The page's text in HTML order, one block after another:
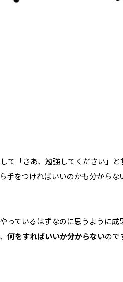
て「さあ、勉強してください」
手をつければいいのかも分から
っているはずなのに思うように
何をすればいいか分からないので